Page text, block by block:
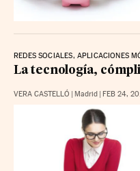
REDES SOCIALES, APLICACIONES
La tecnología,
VERA CASTELLÓ Madrid FEB 24,